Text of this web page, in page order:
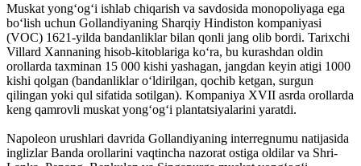
Muskat yongʻogʻi ishlab chiqarish va savdosida monopoliyaga ega
boʻlish uchun Gollandiyaning Sharqiy Hindiston kompaniyasi
(VOC) 1621-yilda bandanliklar bilan qonli jang olib bordi. Tarixchi
Villard Xannaning hisob-kitoblariga koʻra, bu kurashdan oldin
orollarda taxminan 15 000 kishi yashagan, jangdan keyin atigi 1000
kishi qolgan (bandanliklar oʻldirilgan, qochib ketgan, surgun
qilingan yoki qul sifatida sotilgan). Kompaniya XVII asrda orollarda
keng qamrovli muskat yongʻogʻi plantatsiyalarini yaratdi.
Napoleon urushlari davrida Gollandiyaning interregnumu natijasida
inglizlar Banda orollarini vaqtincha nazorat ostiga oldilar va Shri-